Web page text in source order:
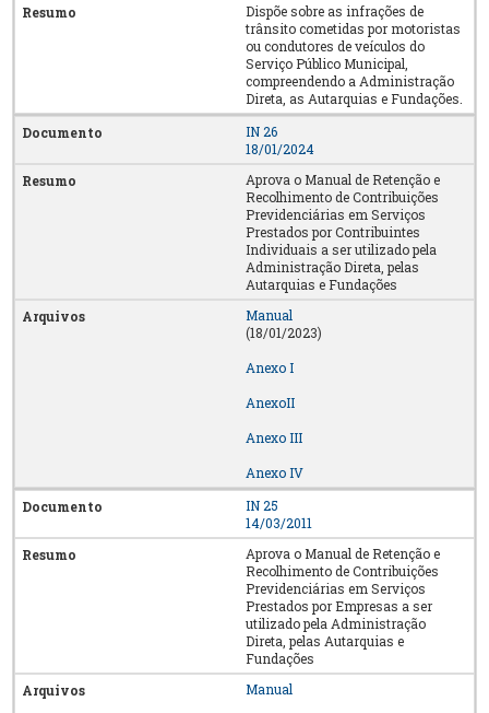
Dispõe sobre as infrações de
trânsito cometidas por motoristas
ou condutores de veículos do
Serviço Público Municipal,
compreendendo a Administração
Direta, as Autarquias e Fundações.
IN 26
18/01/2024
Aprova o Manual de Retenção e
Recolhimento de Contribuições
Previdenciárias em Serviços
Prestados por Contribuintes
Individuais a ser utilizado pela
Administração Direta, pelas
Autarquias e Fundações
Manual
(18/01/2023)
Anexo I
AnexoII
Anexo III
Anexo IV
IN 25
14/03/2011
Aprova o Manual de Retenção e
Recolhimento de Contribuições
Previdenciárias em Serviços
Prestados por Empresas a ser
utilizado pela Administração
Direta, pelas Autarquias e
Fundações
Manual